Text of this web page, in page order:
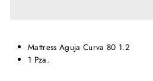
Mattress Aguja Curva 80 1.2
1 Pza.